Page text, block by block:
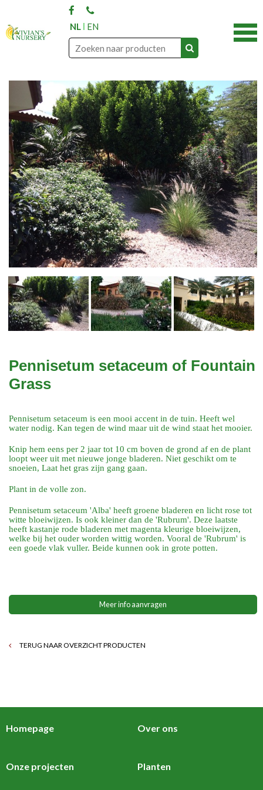
NL EN
Pennisetum setaceum of Fountain
Grass
Pennisetum setaceum is een mooi accent in de tuin. Heeft wel
water nodig. Kan tegen de wind maar uit de wind staat het mooier.
Knip hem eens per 2 jaar tot 10 cm boven de grond af en de plant
loopt weer uit met nieuwe jonge bladeren. Niet geschikt om te
snoeien, Laat het gras zijn gang gaan.
Plant in de volle zon.
Pennisetum setaceum 'Alba' heeft groene bladeren en licht rose tot
witte bloeiwijzen. Is ook kleiner dan de 'Rubrum'. Deze laatste
heeft kastanje rode bladeren met magenta kleurige bloeiwijzen,
welke bij het ouder worden wittig worden. Vooral de 'Rubrum' is
een goede vlak vuller. Beide kunnen ook in grote potten.
Meer info aanvragen
TERUG NAAR OVERZICHT PRODUCTEN
Homepage Over ons
Onze projecten Planten